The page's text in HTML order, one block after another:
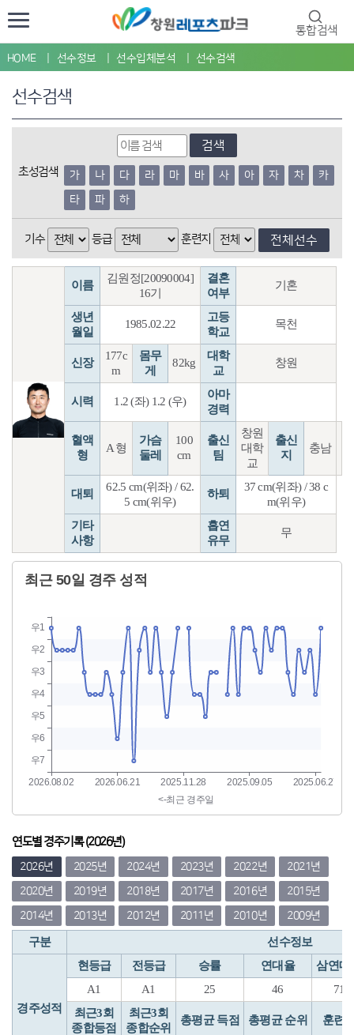
통합검색
HOME 선수정보 선수입체분석 선수검색
선수검색
검색
초성검색 가 나 다 라 마 바 사 아 자 차
카
타
파 하
기수 등급 훈련지 전체선수
이름
김원정[20090004]
16기
결혼
여부
기혼
생년
월일
1985.02.22
고등
학교
목천
신장
177c
m
몸무
게
82kg
대학
교
창원
시력 1.2 (좌) 1.2 (우)
아마
경력
혈액
형
A 형
가슴
둘레
100
cm
출신
팀
창원
대학
교
출신
지
충남
대퇴
62.5 cm(위좌) / 62.
5 cm(위우)
하퇴
37 cm(위좌) / 38 c
m(위우)
기타
사항
흡연
유무
무
연도별 경주기록 (2026년)
2026년 2025년 2024년 2023년 2022년
2021년
2020년
2019년 2018년 2017년 2016년
2015년
2014년
2013년 2012년 2011년 2010년 2009년
구분 선수정보
경주성적
현등급 전등급 승률 연대율
삼연대
A1
A1 25 46
71
최근3회
종합등점
최근3회
종합순위
총평균 득점 총평균 순위 훈련